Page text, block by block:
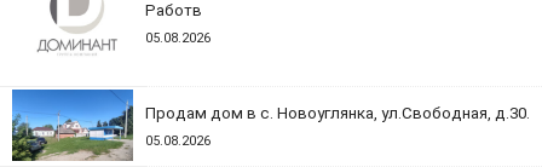
Работв
05.08.2026
Продам дом в с. Новоуглянка, ул.Свободная, д.30.
05.08.2026